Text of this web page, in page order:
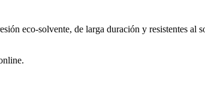
eco-solvente, de larga duración y resistentes